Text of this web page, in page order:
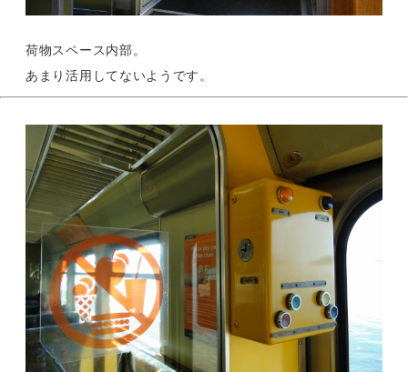
荷物スペース内部。
あまり活用してないようです。